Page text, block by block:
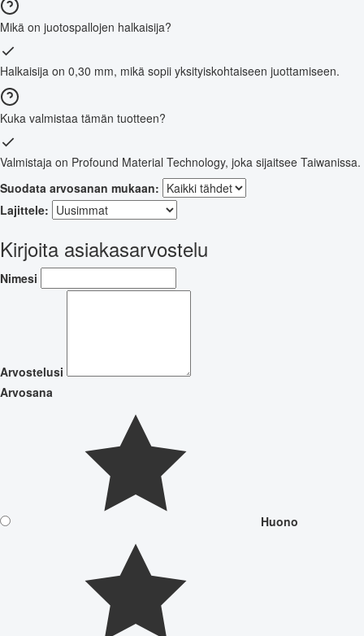
Mikä on juotospallojen halkaisija?
Halkaisija on 0,30 mm, mikä sopii yksityiskohtaiseen juottamiseen.
Kuka valmistaa tämän tuotteen?
Valmistaja on Profound Material Technology, joka sijaitsee Taiwanissa.
Suodata arvosanan mukaan:
Lajittele:
Kirjoita asiakasarvostelu
Nimesi
Arvostelusi
Arvosana
Huono